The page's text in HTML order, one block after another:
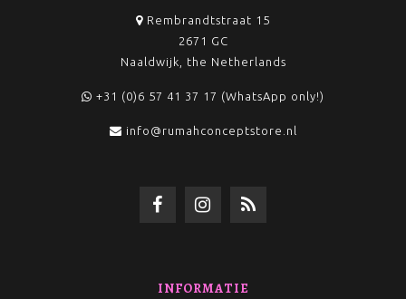
Rembrandtstraat 15
2671 GC
Naaldwijk, the Netherlands
+31 (0)6 57 41 37 17 (WhatsApp only!)
info@rumahconceptstore.nl
INFORMATIE